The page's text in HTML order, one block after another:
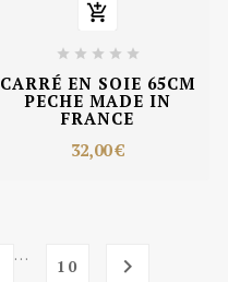

    
CARRÉ EN SOIE 65CM
PECHE MADE IN
FRANCE
32,00 €
…
10 